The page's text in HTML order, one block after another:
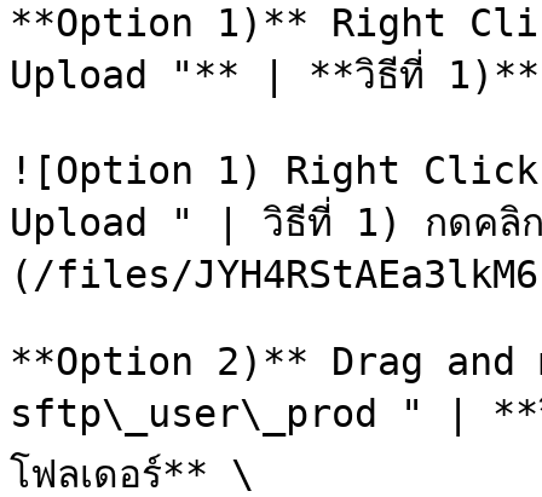
**Option 1)** Right
Upload "** | **วิธีที่ 1)**
![Option 1) Right
Upload " | วิธีที่ 1) กดคลิก
(/files/
**Option 2)** Drag
sftp\_user\_prod " | **วิ
โฟลเดอร์** \